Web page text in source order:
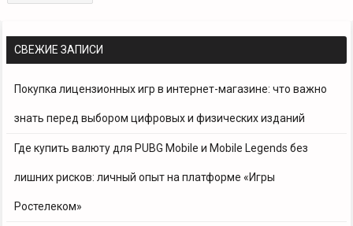
СВЕЖИЕ ЗАПИСИ
Покупка лицензионных игр в интернет-магазине: что важно
знать перед выбором цифровых и физических изданий
Где купить валюту для PUBG Mobile и Mobile Legends без
лишних рисков: личный опыт на платформе «Игры
Ростелеком»